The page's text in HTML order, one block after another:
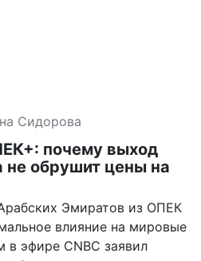
Сидорова
почему выход
не обрушит цены на
Эмиратов из ОПЕК
влияние на мировые
в эфире CNBC заявил